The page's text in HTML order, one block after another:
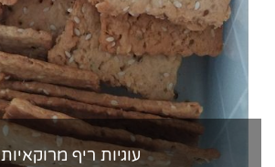
עוגיות ריף מרוקאיות